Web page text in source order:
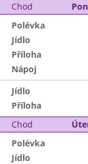
Chod
Polévka
Jídlo
Příloha
Nápoj
Jídlo
Příloha
Chod
Polévka
Jídlo